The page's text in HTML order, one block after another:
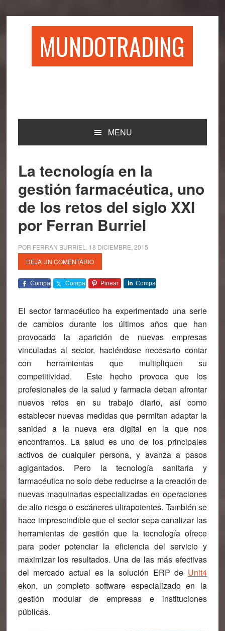
MUNDOTRADING
MENU
La tecnología en la
gestión farmacéutica, uno
de los retos del siglo XXI
por Ferran Burriel
POR FERRAN BURRIEL
18 DICIEMBRE, 2015
DEJA UN COMENTARIO
Comparte Comparte Pinear Comparte
El sector farmacéutico ha experimentado una serie
de cambios durante los últimos años que han
provocado la aparición de nuevas empresas
vinculadas al sector, haciéndose necesario contar
con herramientas que multipliquen su
competitividad.
Este hecho provoca que los
profesionales de la salud y farmacia deban afrontar
nuevos retos en su trabajo diario, así como
establecer nuevas medidas que permitan adaptar la
sanidad a la nueva era digital en la que nos
encontramos. La salud es uno de los principales
activos de cualquier persona, y avanza a pasos
agigantados. Pero la tecnología sanitaria y
farmacéutica no solo debe reducirse a la creación de
nuevas maquinarias especializadas en operaciones
de alto riesgo o escáneres ultrapotentes. También se
hace imprescindible que el sector sepa canalizar las
herramientas de gestión que la tecnología ofrece
para poder potenciar la eficiencia del servicio y
maximizar los resultados. Una de las más efectivas
del mercado actual es la solución ERP de Unit4
ekon, un completo software especializado en la
gestión modular de empresas e instituciones
públicas.